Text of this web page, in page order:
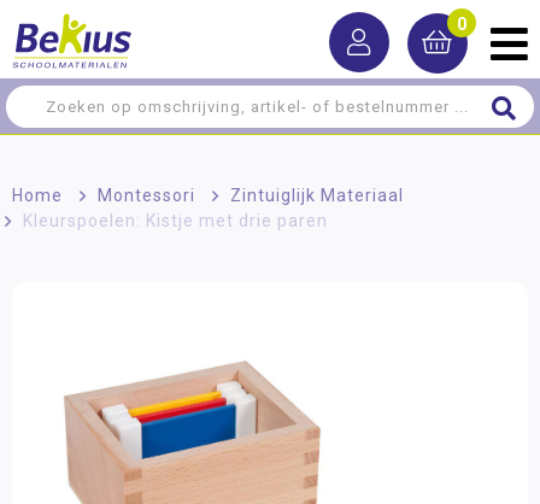
0
Home > Montessori > Zintuiglijk Materiaal
Kleurspoelen: Kistje met drie paren